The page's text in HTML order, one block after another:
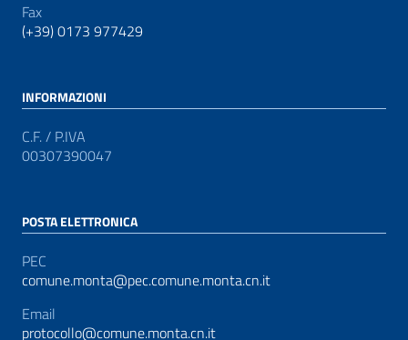
Fax
(+39) 0173 977429
INFORMAZIONI
C.F. / P.IVA
00307390047
POSTA ELETTRONICA
PEC
comune.monta@pec.comune.monta.cn.it
Email
protocollo@comune.monta.cn.it